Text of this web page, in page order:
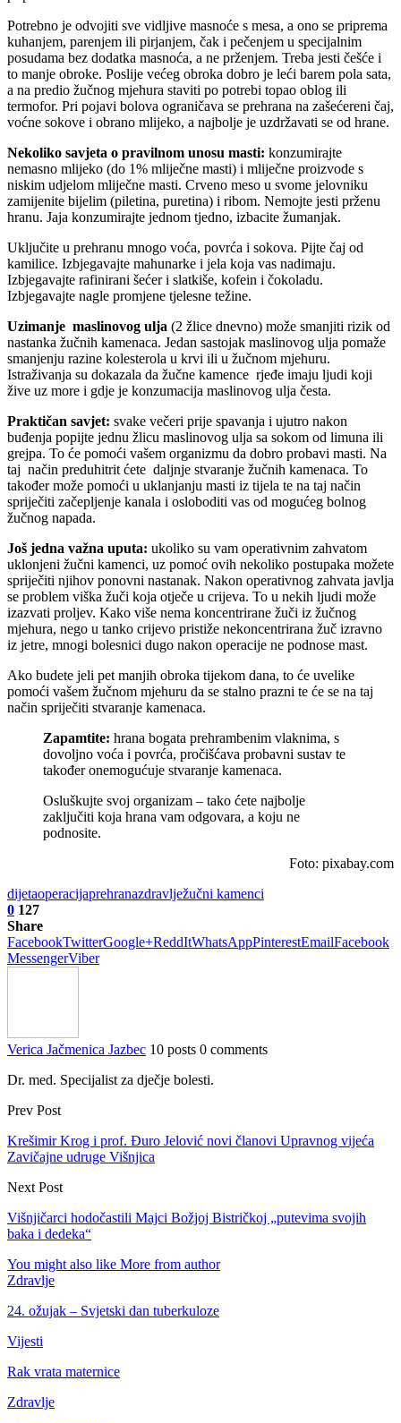
Potrebno je odvojiti sve vidljive masnoće s mesa, a ono se priprema
kuhanjem, parenjem ili pirjanjem, čak i pečenjem u specijalnim
posudama bez dodatka masnoća, a ne prženjem. Treba jesti češće i
to manje obroke. Poslije većeg obroka dobro je leći barem pola sata,
a na predio žučnog mjehura staviti po potrebi topao oblog ili
termofor. Pri pojavi bolova ograničava se prehrana na zašećereni čaj,
voćne sokove i obrano mlijeko, a najbolje je uzdržavati se od hrane.
Nekoliko savjeta o pravilnom unosu masti: konzumirajte
nemasno mlijeko (do 1% mliječne masti) i mliječne proizvode s
niskim udjelom mliječne masti. Crveno meso u svome jelovniku
zamijenite bijelim (piletina, puretina) i ribom. Nemojte jesti prženu
hranu. Jaja konzumirajte jednom tjedno, izbacite žumanjak.
Uključite u prehranu mnogo voća, povrća i sokova. Pijte čaj od
kamilice. Izbjegavajte mahunarke i jela koja vas nadimaju.
Izbjegavajte rafinirani šećer i slatkiše, kofein i čokoladu.
Izbjegavajte nagle promjene tjelesne težine.
Uzimanje maslinovog ulja (2 žlice dnevno) može smanjiti rizik od
nastanka žučnih kamenaca. Jedan sastojak maslinovog ulja pomaže
smanjenju razine kolesterola u krvi ili u žučnom mjehuru.
Istraživanja su dokazala da žučne kamence rjeđe imaju ljudi koji
žive uz more i gdje je konzumacija maslinovog ulja česta.
Praktičan savjet: svake večeri prije spavanja i ujutro nakon
buđenja popijte jednu žlicu maslinovog ulja sa sokom od limuna ili
grejpa. To će pomoći vašem organizmu da dobro probavi masti. Na
taj način preduhitrit ćete daljnje stvaranje žučnih kamenaca. To
također može pomoći u uklanjanju masti iz tijela te na taj način
spriječiti začepljenje kanala i osloboditi vas od mogućeg bolnog
žučnog napada.
Još jedna važna uputa: ukoliko su vam operativnim zahvatom
uklonjeni žučni kamenci, uz pomoć ovih nekoliko postupaka možete
spriječiti njihov ponovni nastanak. Nakon operativnog zahvata javlja
se problem viška žuči koja otječe u crijeva. To u nekih ljudi može
izazvati proljev. Kako više nema koncentrirane žuči iz žučnog
mjehura, nego u tanko crijevo pristiže nekoncentrirana žuč izravno
iz jetre, mnogi bolesnici dugo nakon operacije ne podnose mast.
Ako budete jeli pet manjih obroka tijekom dana, to će uvelike
pomoći vašem žučnom mjehuru da se stalno prazni te će se na taj
način spriječiti stvaranje kamenaca.
Zapamtite: hrana bogata prehrambenim vlaknima, s
dovoljno voća i povrća, pročišćava probavni sustav te
također onemogućuje stvaranje kamenaca.
Osluškujte svoj organizam – tako ćete najbolje
zaključiti koja hrana vam odgovara, a koju ne
podnosite.
Foto: pixabay.com
dijetaoperacijaprehranazdravlježučni kamenci
0 127
Share
FacebookTwitterGoogle+ReddItWhatsAppPinterestEmailFacebook
MessengerViber
Verica Jačmenica Jazbec 10 posts 0 comments
Dr. med. Specijalist za dječje bolesti.
Prev Post
Krešimir Krog i prof. Đuro Jelović novi članovi Upravnog vijeća
Zavičajne udruge Višnjica
Next Post
Višnjičarci hodočastili Majci Božjoj Bistričkoj „putevima svojih
baka i dedeka“
You might also like More from author
Zdravlje
24. ožujak – Svjetski dan tuberkuloze
Vijesti
Rak vrata maternice
Zdravlje